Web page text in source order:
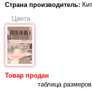
Страна производитель:
Цвета
Товар продан
таблица размеров